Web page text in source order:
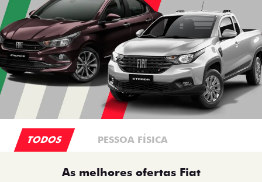
TODOS PESSOA FÍSICA
As melhores ofertas Fiat